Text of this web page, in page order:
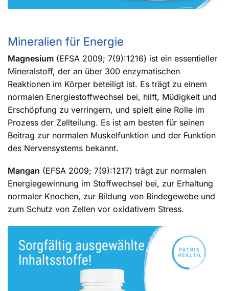
Mineralien für Energie
Magnesium (EFSA 2009; 7(9):1216) ist ein essentieller
Mineralstoff, der an über 300 enzymatischen
Reaktionen im Körper beteiligt ist. Es trägt zu einem
normalen Energiestoffwechsel bei, hilft, Müdigkeit und
Erschöpfung zu verringern, und spielt eine Rolle im
Prozess der Zellteilung. Es ist am besten für seinen
Beitrag zur normalen Muskelfunktion und der Funktion
des Nervensystems bekannt.
Mangan (EFSA 2009; 7(9):1217) trägt zur normalen
Energiegewinnung im Stoffwechsel bei, zur Erhaltung
normaler Knochen, zur Bildung von Bindegewebe und
zum Schutz von Zellen vor oxidativem Stress.